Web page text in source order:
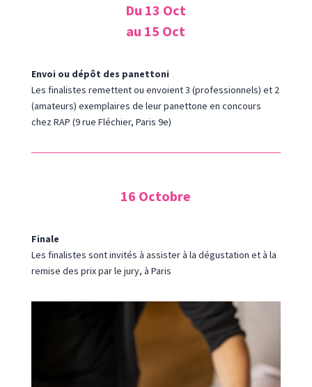
Du 13 Oct
au 15 Oct
Envoi ou dépôt des panettoni
Les finalistes remettent ou envoient 3 (professionnels) et 2
(amateurs) exemplaires de leur panettone en concours
chez RAP (9 rue Fléchier, Paris 9e)
16 Octobre
Finale
Les finalistes sont invités à assister à la dégustation et à la
remise des prix par le jury, à Paris